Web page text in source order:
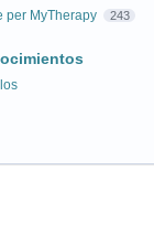
per MyTherapy 243